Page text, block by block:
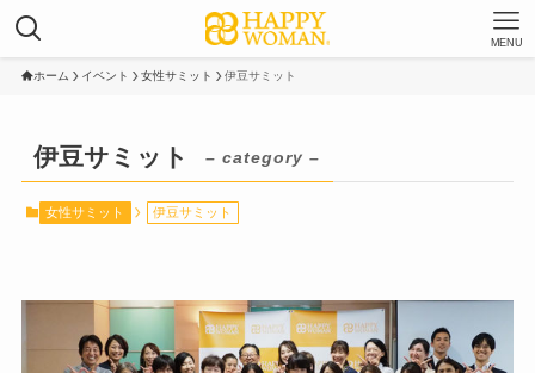
MENU
ホーム イベント 女性サミット 伊豆サミット
伊豆サミット – category –
女性サミット 伊豆サミット